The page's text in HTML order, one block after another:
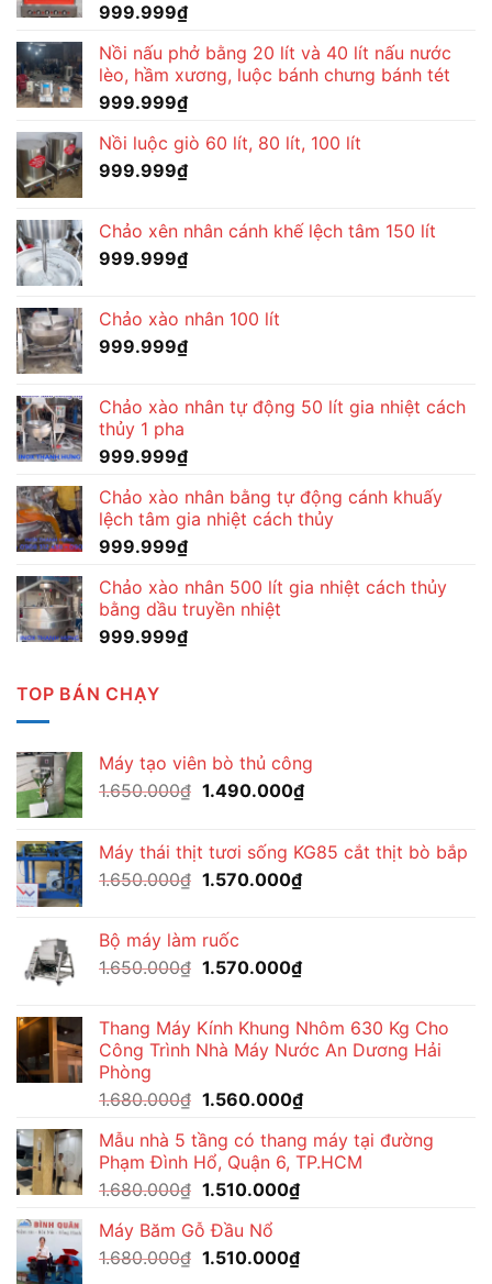
999.999₫
Nồi nấu phở bằng 20 lít và 40 lít nấu nước
lèo, hầm xương, luộc bánh chưng bánh tét
999.999₫
Nồi luộc giò 60 lít, 80 lít, 100 lít
999.999₫
Chảo xên nhân cánh khế lệch tâm 150 lít
999.999₫
Chảo xào nhân 100 lít
999.999₫
Chảo xào nhân tự động 50 lít gia nhiệt cách
thủy 1 pha
999.999₫
Chảo xào nhân bằng tự động cánh khuấy
lệch tâm gia nhiệt cách thủy
999.999₫
Chảo xào nhân 500 lít gia nhiệt cách thủy
bằng dầu truyền nhiệt
999.999₫
TOP BÁN CHẠY
Máy tạo viên bò thủ công
1.650.000₫ Giá
1.650.000₫.
1.490.000₫Giá
là:
Máy thái thịt tươi sống KG85 cắt thịt bò bắp
1.650.000₫ Giá
1.650.000₫.
1.570.000₫Giá
1.570.000₫.
Bộ máy làm ruốc
1.650.000₫ Giá
1.650.000₫.
1.570.000₫Giá
là:
1.570.000₫.
Thang Máy Kính Khung Nhôm 630 Kg Cho
Công Trình Nhà Máy Nước An Dương Hải
Phòng
1.680.000₫ Giá
là:
1.680.000₫.
1.560.000₫Giá
tại
là:
Mẫu nhà 5 tầng có thang máy tại đường
Phạm Đình Hổ, Quận 6, TP.HCM
1.680.000₫ Giá
là:
1.680.000₫.
1.510.000₫Giá
là:
Máy Băm Gỗ Đầu Nổ
1.680.000₫ Giá
1.510.000₫Giá